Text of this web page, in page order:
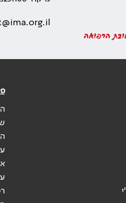
הרפואה